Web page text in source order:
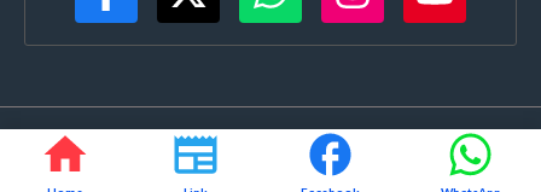
©Buldanacoverage.com
• All rights reserved • Created by-
Rajdhanve.in
Mo. 8378908271